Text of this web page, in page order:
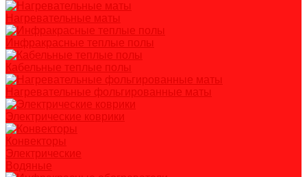
Нагревательные маты
Инфракрасные теплые полы
Кабельные теплые полы
Нагревательные фольгированные маты
Электрические коврики
Конвекторы
Электрические
Водяные